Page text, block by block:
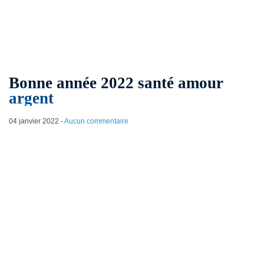
Bonne année 2022 santé amour
argent
04 janvier 2022 -Aucun commentaire